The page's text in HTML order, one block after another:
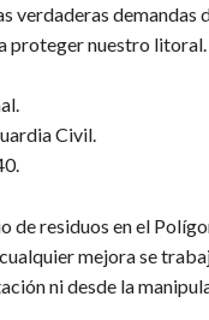
verdaderas demandas
proteger nuestro litoral.
Civil.
residuos en el
mejora se
ni desde la